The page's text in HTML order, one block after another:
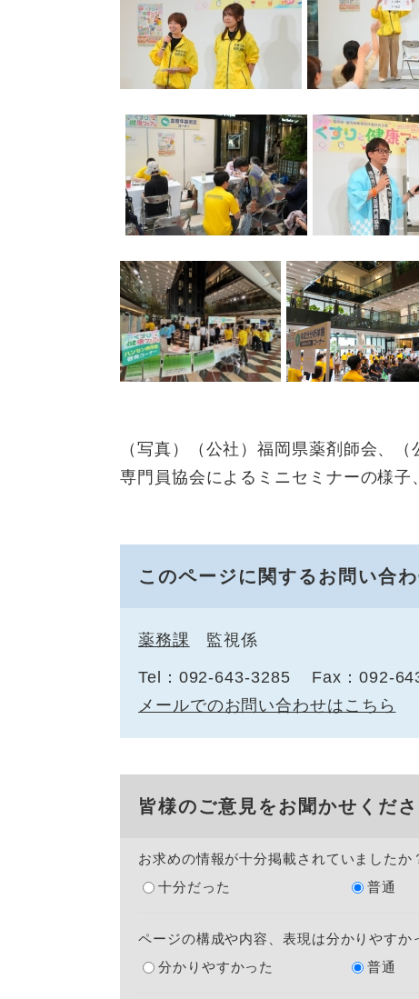
（写真）（公社）福岡県薬剤師会、
専門員協会によるミニセミナーの様子
このページに関するお問い合
薬務課 監視係
Tel：092-643-3285
Fax：092-
メールでのお問い合わせはこちら
皆様のご意見をお聞かせくださ
お求めの情報が十分掲載されていましたか
十分だった
普通
ページの構成や内容、表現は分かりやすか
分かりやすかった
普通